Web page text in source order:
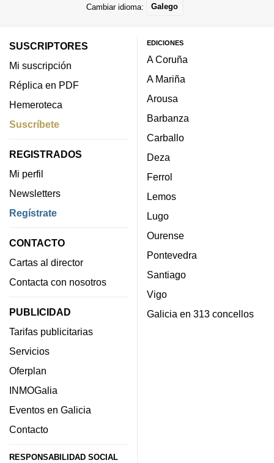
Cambiar idioma: Galego
SUSCRIPTORES
Mi suscripción
Réplica en PDF
Hemeroteca
Suscríbete
REGISTRADOS
Mi perfil
Newsletters
Regístrate
CONTACTO
Cartas al director
Contacta con nosotros
PUBLICIDAD
Tarifas publicitarias
Servicios
Oferplan
INMOGalia
Eventos en Galicia
Contacto
RESPONSABILIDAD SOCIAL
EDICIONES
A Coruña
A Mariña
Arousa
Barbanza
Carballo
Deza
Ferrol
Lemos
Lugo
Ourense
Pontevedra
Santiago
Vigo
Galicia en 313 concellos